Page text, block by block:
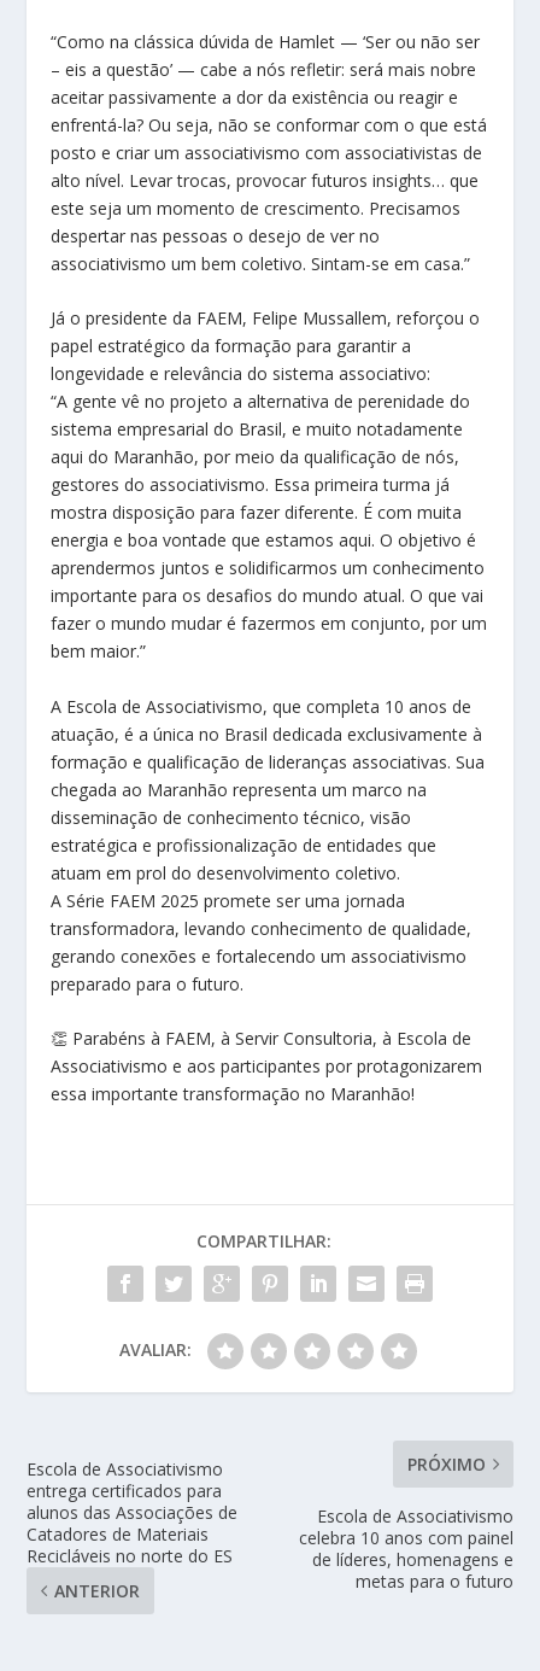
“Como na clássica dúvida de Hamlet — ‘Ser ou não ser
– eis a questão’ — cabe a nós refletir: será mais nobre
aceitar passivamente a dor da existência ou reagir e
enfrentá-la? Ou seja, não se conformar com o que está
posto e criar um associativismo com associativistas de
alto nível. Levar trocas, provocar futuros insights… que
este seja um momento de crescimento. Precisamos
despertar nas pessoas o desejo de ver no
associativismo um bem coletivo. Sintam-se em casa.”
Já o presidente da FAEM, Felipe Mussallem, reforçou o
papel estratégico da formação para garantir a
longevidade e relevância do sistema associativo:
“A gente vê no projeto a alternativa de perenidade do
sistema empresarial do Brasil, e muito notadamente
aqui do Maranhão, por meio da qualificação de nós,
gestores do associativismo. Essa primeira turma já
mostra disposição para fazer diferente. É com muita
energia e boa vontade que estamos aqui. O objetivo é
aprendermos juntos e solidificarmos um conhecimento
importante para os desafios do mundo atual. O que vai
fazer o mundo mudar é fazermos em conjunto, por um
bem maior.”
A Escola de Associativismo, que completa 10 anos de
atuação, é a única no Brasil dedicada exclusivamente à
formação e qualificação de lideranças associativas. Sua
chegada ao Maranhão representa um marco na
disseminação de conhecimento técnico, visão
estratégica e profissionalização de entidades que
atuam em prol do desenvolvimento coletivo.
A Série FAEM 2025 promete ser uma jornada
transformadora, levando conhecimento de qualidade,
gerando conexões e fortalecendo um associativismo
preparado para o futuro.
👏 Parabéns à FAEM, à Servir Consultoria, à Escola de
Associativismo e aos participantes por protagonizarem
essa importante transformação no Maranhão!
COMPARTILHAR:
AVALIAR:
Escola de Associativismo
entrega certificados para
alunos das Associações de
Catadores de Materiais
Recicláveis no norte do ES
ANTERIOR
PRÓXIMO
Escola de Associativismo
celebra 10 anos com painel
de líderes, homenagens e
metas para o futuro